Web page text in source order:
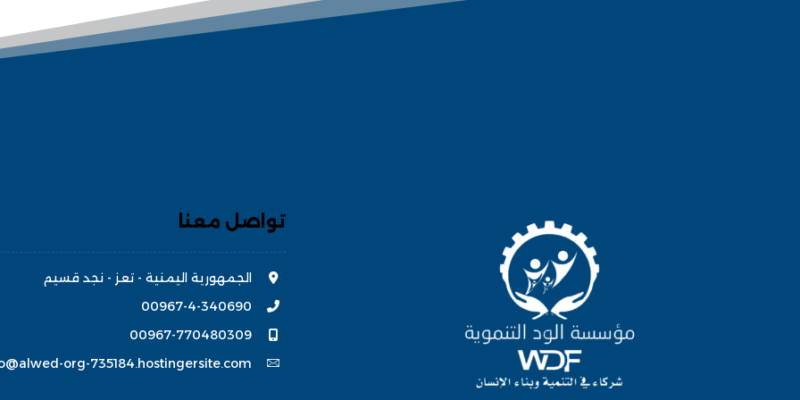
تواصل معنا
الجمهورية اليمنية - تعز - نجد قسيم
00967-4-340690
00967-770480309
org-735184.hostingersite.com